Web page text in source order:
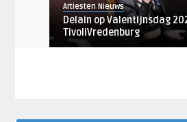
Artiesten Nieuws
Delain op Valentijnsdag
TivoliVredenburg